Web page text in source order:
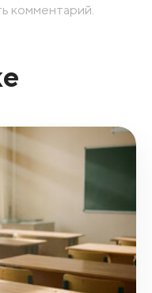
комментарий.